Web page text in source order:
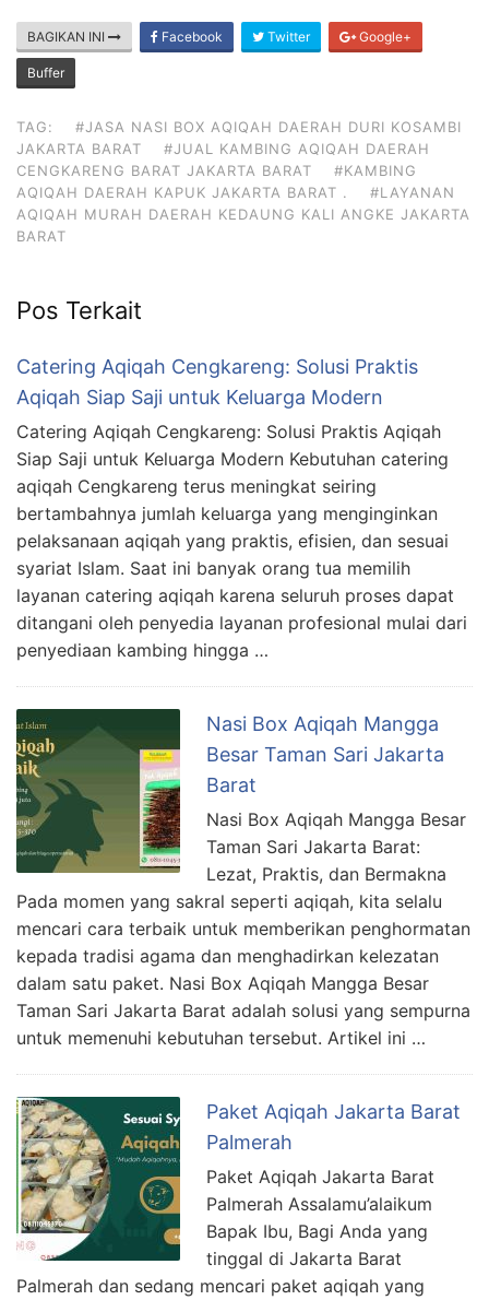
BAGIKAN INI Facebook Twitter Google+
Buffer
TAG:
#JASA NASI BOX AQIQAH DAERAH DURI KOSAMBI
JAKARTA BARAT
#JUAL KAMBING AQIQAH DAERAH
CENGKARENG BARAT JAKARTA BARAT
#KAMBING
AQIQAH DAERAH KAPUK JAKARTA BARAT .
#LAYANAN
AQIQAH MURAH DAERAH KEDAUNG KALI ANGKE JAKARTA
BARAT
Pos Terkait
Catering Aqiqah Cengkareng: Solusi Praktis
Aqiqah Siap Saji untuk Keluarga Modern
Catering Aqiqah Cengkareng: Solusi Praktis Aqiqah
Siap Saji untuk Keluarga Modern Kebutuhan catering
aqiqah Cengkareng terus meningkat seiring
bertambahnya jumlah keluarga yang menginginkan
pelaksanaan aqiqah yang praktis, efisien, dan sesuai
syariat Islam. Saat ini banyak orang tua memilih
layanan catering aqiqah karena seluruh proses dapat
ditangani oleh penyedia layanan profesional mulai dari
penyediaan kambing hingga …
Nasi Box Aqiqah Mangga
Besar Taman Sari Jakarta
Barat
Nasi Box Aqiqah Mangga Besar
Taman Sari Jakarta Barat:
Lezat, Praktis, dan Bermakna
Pada momen yang sakral seperti aqiqah, kita selalu
mencari cara terbaik untuk memberikan penghormatan
kepada tradisi agama dan menghadirkan kelezatan
dalam satu paket. Nasi Box Aqiqah Mangga Besar
Taman Sari Jakarta Barat adalah solusi yang sempurna
untuk memenuhi kebutuhan tersebut. Artikel ini …
Paket Aqiqah Jakarta Barat
Palmerah
Paket Aqiqah Jakarta Barat
Palmerah Assalamu’alaikum
Bapak Ibu, Bagi Anda yang
tinggal di Jakarta Barat
Palmerah dan sedang mencari paket aqiqah yang